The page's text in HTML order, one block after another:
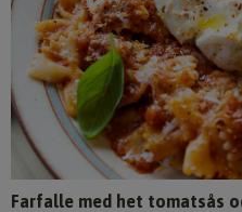
Farfalle med het tomatsås